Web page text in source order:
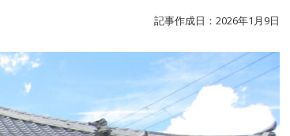
記事作成日：2026年1月9日